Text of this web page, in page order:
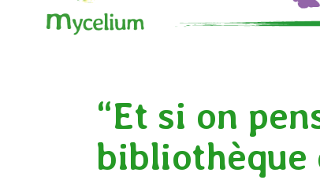
“Et si on
bibliothèque